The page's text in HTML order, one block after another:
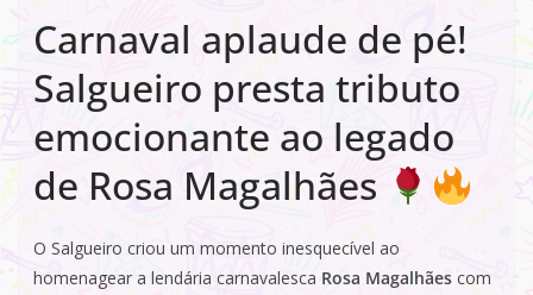
Carnaval aplaude de pé!
Salgueiro presta tributo
emocionante ao legado
de Rosa Magalhães
O Salgueiro criou um momento inesquecível ao
homenagear a lendária carnavalesca Rosa Magalhães com